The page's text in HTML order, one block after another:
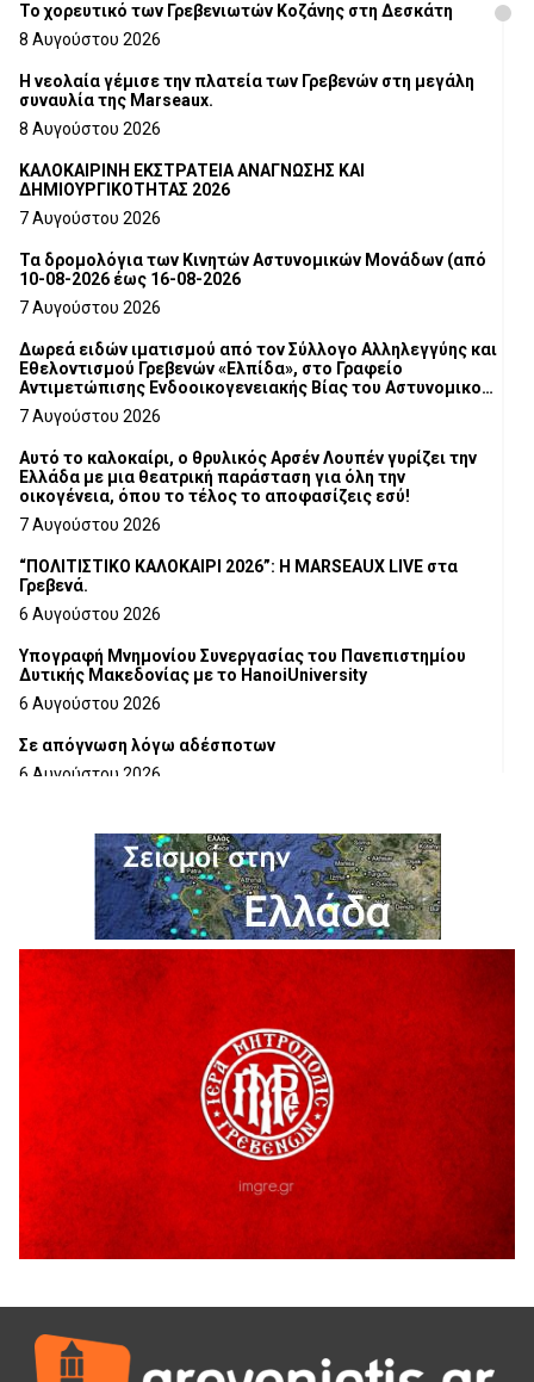
Το χορευτικό των Γρεβενιωτών Κοζάνης στη Δεσκάτη
8 Αυγούστου 2026
Η νεολαία γέμισε την πλατεία των Γρεβενών στη μεγάλη
συναυλία της Marseaux.
8 Αυγούστου 2026
ΚΑΛΟΚΑΙΡΙΝΗ ΕΚΣΤΡΑΤΕΙΑ ΑΝΑΓΝΩΣΗΣ ΚΑΙ
ΔΗΜΙΟΥΡΓΙΚΟΤΗΤΑΣ 2026
7 Αυγούστου 2026
Τα δρομολόγια των Κινητών Αστυνομικών Μονάδων (από
10-08-2026 έως 16-08-2026
7 Αυγούστου 2026
Δωρεά ειδών ιματισμού από τον Σύλλογο Αλληλεγγύης και
Εθελοντισμού Γρεβενών «Ελπίδα», στο Γραφείο
Αντιμετώπισης Ενδοοικογενειακής Βίας του Αστυνομικού
Τμήματος Γρεβενών
7 Αυγούστου 2026
Αυτό το καλοκαίρι, ο θρυλικός Αρσέν Λουπέν γυρίζει την
Ελλάδα με μια θεατρική παράσταση για όλη την
οικογένεια, όπου το τέλος το αποφασίζεις εσύ!
7 Αυγούστου 2026
“ΠΟΛΙΤΙΣΤΙΚΟ ΚΑΛΟΚΑΙΡΙ 2026”: Η MARSEAUX LIVE στα
Γρεβενά.
6 Αυγούστου 2026
Υπογραφή Μνημονίου Συνεργασίας του Πανεπιστημίου
Δυτικής Μακεδονίας με το HanoiUniversity
6 Αυγούστου 2026
Σε απόγνωση λόγω αδέσποτων
6 Αυγούστου 2026
6 Αυγούστου 2026
Ολοκληρώνεται η ασφαλτόστρωση της οδού Περιβόλι –
6 Αυγούστου 2026
H παραδοχή λαθών είναι (και) δύναμη
5 Αυγούστου 2026
Ο ΑΝΔΡΕΑΣ ΑΣΛΑΝΙΔΗΣ ΣΥΝΕΧΙΖΕΙ ΣΤΟΝ ΠΡΩΤΕΑ
ΓΡΕΒΕΝΩΝ
5 Αυγούστου 2026
Ευχαριστήριο Εκπολιτιστικού Συλλόγου Ταξιάρχη προς κ.
Παρασχάκη Αθανάσιο
5 Αυγούστου 2026
Διακοπή υδροδότησης του Α΄ κλάδου ύδρευσης
5 Αυγούστου 2026
Θερινό Σινεμά στο πλαίσιο του «Πολιτιστικού